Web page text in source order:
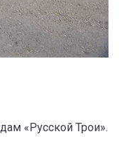
«Русской Трои».